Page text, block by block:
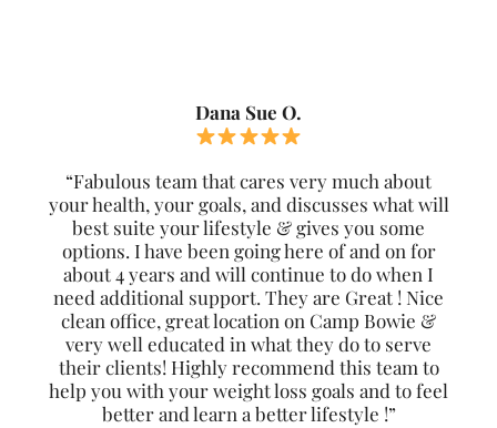
Dana Sue O.
“Fabulous team that cares very much about
your health, your goals, and discusses what will
best suite your lifestyle & gives you some
options. I have been going here of and on for
about 4 years and will continue to do when I
need additional support. They are Great ! Nice
clean office, great location on Camp Bowie &
very well educated in what they do to serve
their clients! Highly recommend this team to
help you with your weight loss goals and to feel
better and learn a better lifestyle !”